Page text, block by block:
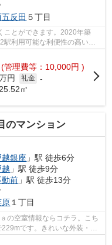
五反田 ５丁目
ことができます。2020年築
駅利用可能な利便性の高い物
(管理費等：10,000円 )
円 礼金 -
㎡
のマンション
越銀座 」駅 徒歩6分
越 」駅 徒歩9分
動前 」駅 徒歩13分
原１丁目
の空室情報ならコチラ。こち
です。きれいな外装・内